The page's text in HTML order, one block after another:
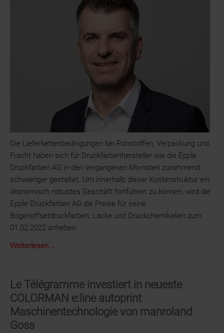
flexibilisierte
Massenproduktion
höchster
Die Lieferkettenbedingungen bei Rohstoffen, Verpackung und
Fracht haben sich für Druckfarbenhersteller wie die Epple
Druckfarben AG in den vergangenen Mo-naten zunehmend
schwieriger gestaltet. Um innerhalb dieser Kostenstruktur ein
ökonomisch robustes Geschäft fortführen zu können, wird die
Epple Druckfarben AG die Preise für seine
Bogenoffsetdruckfarben, Lacke und Druckchemikalien zum
01.02.2022 anheben.
Weiterlesen …
wegen
hoher
Kosten
für
Le Télégramme investiert in neueste
COLORMAN e:line autoprint
Maschinentechnologie von manroland
Goss